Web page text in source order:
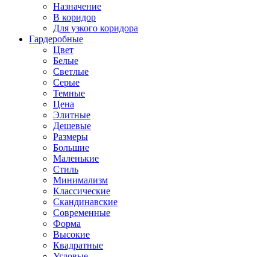
Назначение
В коридор
Для узкого коридора
Гардеробные
Цвет
Белые
Светлые
Серые
Темные
Цена
Элитные
Дешевые
Размеры
Большие
Маленькие
Стиль
Минимализм
Классические
Скандинавские
Современные
Форма
Высокие
Квадратные